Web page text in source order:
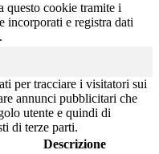
questo cookie tramite i
incorporati e registra dati
per tracciare i visitatori sui
annunci pubblicitari che
utente e quindi di
di terze parti.
Descrizione